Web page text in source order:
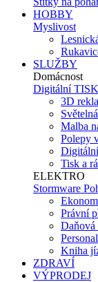
HOBBY
Myslivost
SLUŽBY
Domácnost
Digitální TISK
3D
Malba
Polepy
Tisk a
ELEKTRO
Stormware
Právní
Kniha
ZDRAVÍ
VÝPRODEJ